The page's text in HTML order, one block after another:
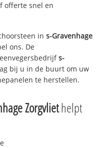
offerte snel en
ins-Gravenhage
ons. De
s-
bij u in de buurt om uw
te herstellen.
Zorgvliethelpt